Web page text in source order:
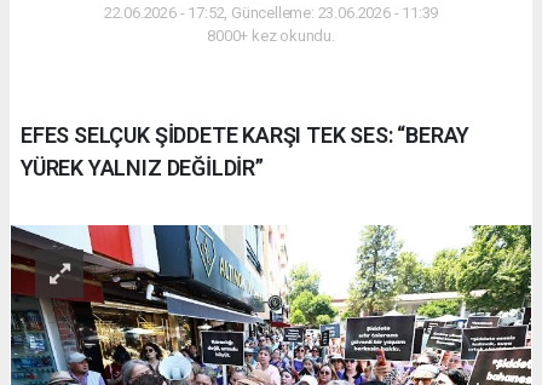
22.06.2026 - 17:52, Güncelleme: 23.06.2026 - 11:39
8000+ kez okundu.
EFES SELÇUK ŞİDDETE KARŞI TEK SES: “BERAY
YÜREK YALNIZ DEĞİLDİR”